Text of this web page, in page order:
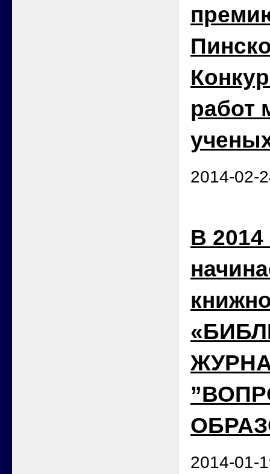
работ
2014-02-
В
2014-01-